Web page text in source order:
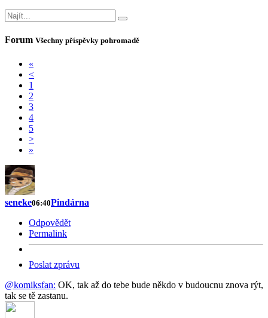
Forum Všechny příspěvky pohromadě
«
<
1
2
3
4
5
>
»
seneke06:40Pindárna
Odpovědět
Permalink
Poslat zprávu
@komiksfan: OK, tak až do tebe bude někdo v budoucnu znova rýt,
tak se tě zastanu.